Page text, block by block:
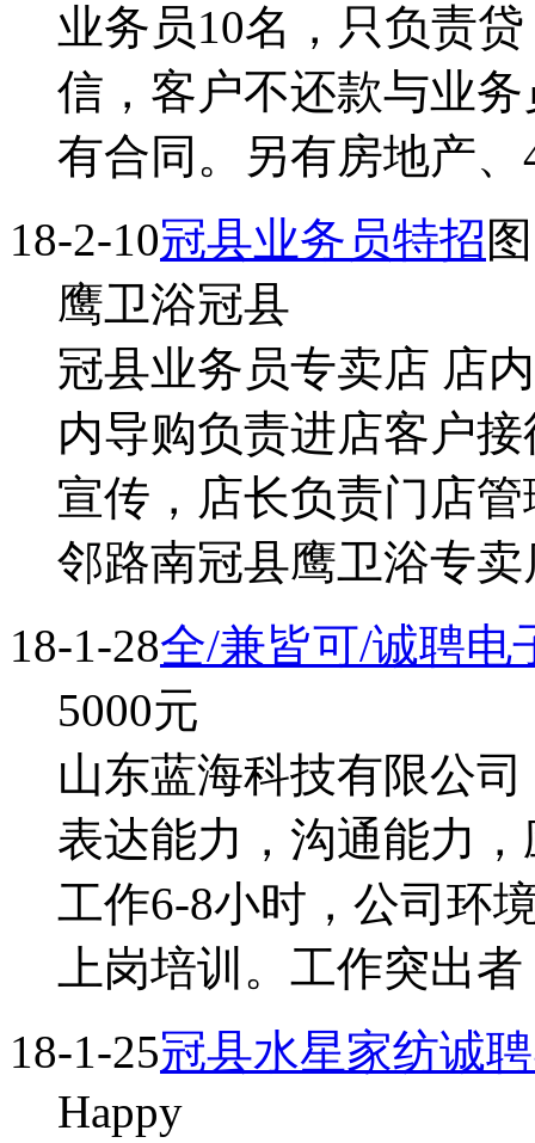
业务员10名，只负责
信，客户不还款与业
有合同。另有房地产
18-2-10冠县业务员特招图
鹰卫浴冠县
冠县业务员专卖店 店
内导购负责进店客户
宣传，店长负责门店
邻路南冠县鹰卫浴专
18-1-28全/兼皆可/诚聘电
5000元
山东蓝海科技有限公
表达能力，沟通能力
工作6-8小时，公司环
上岗培训。工作突出
18-1-25冠县水星家纺诚
Happy